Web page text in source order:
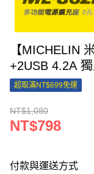
【MICHELIN
+2USB 4.2A
超取滿NT$699免運
NT$1,080
NT$798
付款與運送方式